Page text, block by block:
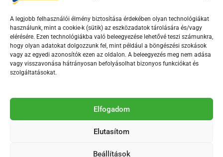
A legjobb felhasználói élmény biztosítása érdekében olyan technológiákat
használunk, mint a cookie-k (sütik) az eszközadatok tárolására és/vagy
elérésére. Ezen technológiákba való beleegyezése lehetővé teszi számunkra,
hogy olyan adatokat dolgozzunk fel, mint például a böngészési szokások
vagy az egyedi azonosítók ezen az oldalon. A beleegyezés meg nem adása
vagy visszavonása hátrányosan befolyásolhat bizonyos funkciókat és
szolgáltatásokat.
Elfogadom
Elutasítom
Beállítások
F
a
c
e
b
o
-
Y
o
u
t
u
e
s
T
i
k
t
Az Érd Média médiaszolgáltatási tevékenységét a
Médiatanács a Magyar Média Mecenatúra program